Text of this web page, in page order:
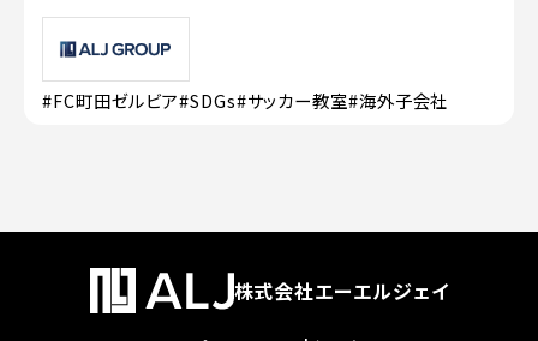
#FC町田ゼルビア#SDGs#サッカー教室#海外子会社
株式会社エーエルジェイ